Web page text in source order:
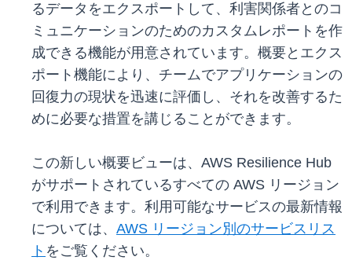
るデータをエクスポートして、利害関係者とのコ
ミュニケーションのためのカスタムレポートを作
成できる機能が用意されています。概要とエクス
ポート機能により、チームでアプリケーションの
回復力の現状を迅速に評価し、それを改善するた
めに必要な措置を講じることができます。
この新しい概要ビューは、AWS Resilience Hub
がサポートされているすべての AWS リージョン
で利用できます。利用可能なサービスの最新情報
については、 AWS リージョン別のサービスリス
ト をご覧ください。